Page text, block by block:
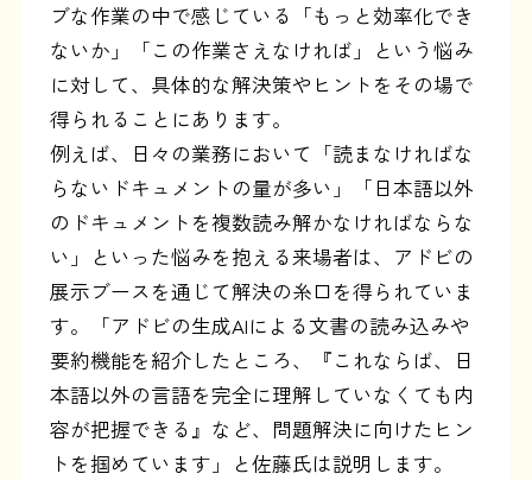
ブな作業の中で感じている「もっと効率化でき
ないか」「この作業さえなければ」という悩み
に対して、具体的な解決策やヒントをその場で
得られることにあります。
例えば、日々の業務において「読まなければな
らないドキュメントの量が多い」「日本語以外
のドキュメントを複数読み解かなければならな
い」といった悩みを抱える来場者は、アドビの
展示ブースを通じて解決の糸口を得られていま
す。「アドビの生成AIによる文書の読み込みや
要約機能を紹介したところ、『これならば、日
本語以外の言語を完全に理解していなくても内
容が把握できる』など、問題解決に向けたヒン
トを掴めています」と佐藤氏は説明します。